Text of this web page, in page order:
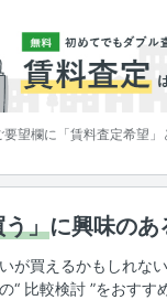
望欄に「賃料査定希望」
う」に興味のあ
が買えるかもしれな
“ 比較検討 ”をおすす